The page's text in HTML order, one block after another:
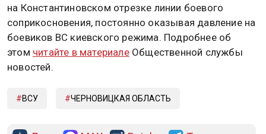
на Константиновском отрезке линии боевого
соприкосновения, постоянно оказывая давление на
боевиков ВС киевского режима. Подробнее об
этом читайте в материалеОбщественной службы
новостей.
ВСУ ЧЕРНОВИЦКАЯ ОБЛАСТЬ